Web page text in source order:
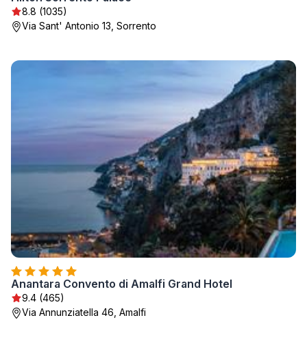
8.8 (1035)
Via Sant' Antonio 13, Sorrento
Anantara Convento di Amalfi Grand Hotel
9.4 (465)
Via Annunziatella 46, Amalfi